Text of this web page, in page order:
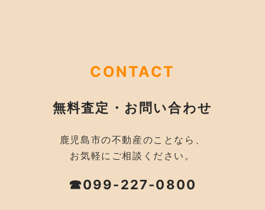
CONTACT
無料査定・お問い合わせ
鹿児島市の不動産のことなら、
お気軽にご相談ください。
☎099-227-0800